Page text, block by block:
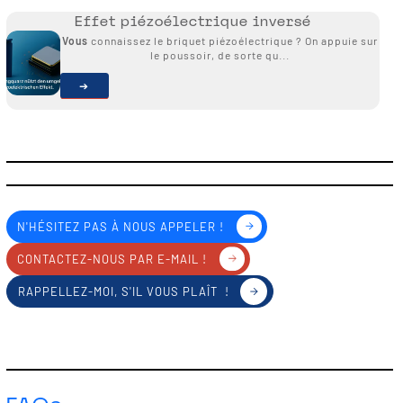
Effet piézoélectrique inversé
Vous connaissez le briquet piézoélectrique ? On appuie sur
le poussoir, de sorte qu...
N'HÉSITEZ PAS À NOUS APPELER !
CONTACTEZ-NOUS PAR E-MAIL !
RAPPELLEZ-MOI, S'IL VOUS PLAÎT !